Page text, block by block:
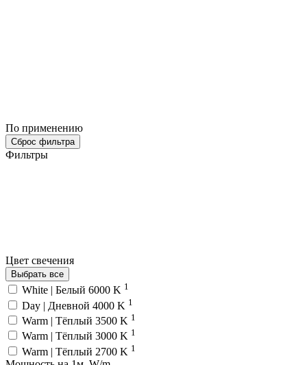
По применению
Сброс фильтра
Фильтры
Цвет свечения
Выбрать все
White | Белый 6000 K 1
Day | Дневной 4000 K 1
Warm | Тёплый 3500 K 1
Warm | Тёплый 3000 K 1
Warm | Тёплый 2700 K 1